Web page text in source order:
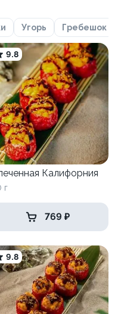
Угорь Гребешок
9.8
Калифорния
г
769 ₽
9.8